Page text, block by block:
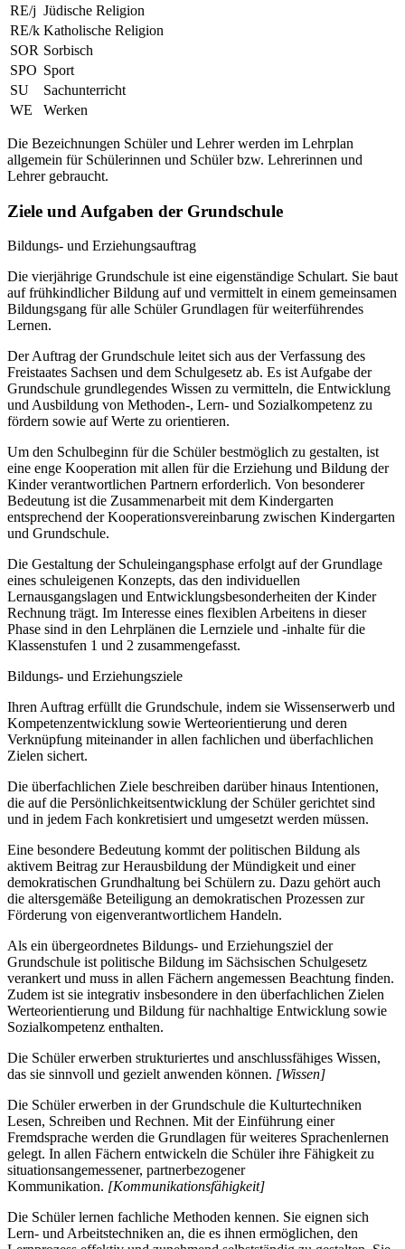
RE/j Jüdische Religion
RE/k Katholische Religion
SOR Sorbisch
SPO Sport
SU
Sachunterricht
WE
Werken
Die Bezeichnungen Schüler und Lehrer werden im Lehrplan
allgemein für Schülerinnen und Schüler bzw. Lehrerinnen und
Lehrer gebraucht.
Ziele und Aufgaben der Grundschule
Bildungs- und Erziehungsauftrag
Die vierjährige Grundschule ist eine eigenständige Schulart. Sie baut
auf frühkindlicher Bildung auf und vermittelt in einem gemeinsamen
Bildungsgang für alle Schüler Grundlagen für weiterführendes
Lernen.
Der Auftrag der Grundschule leitet sich aus der Verfassung des
Freistaates Sachsen und dem Schulgesetz ab. Es ist Aufgabe der
Grundschule grundlegendes Wissen zu vermitteln, die Entwicklung
und Ausbildung von Methoden-, Lern- und Sozialkompetenz zu
fördern sowie auf Werte zu orientieren.
Um den Schulbeginn für die Schüler bestmöglich zu gestalten, ist
eine enge Kooperation mit allen für die Erziehung und Bildung der
Kinder verantwortlichen Partnern erforderlich. Von besonderer
Bedeutung ist die Zusammenarbeit mit dem Kindergarten
entsprechend der Kooperationsvereinbarung zwischen Kindergarten
und Grundschule.
Die Gestaltung der Schuleingangsphase erfolgt auf der Grundlage
eines schuleigenen Konzepts, das den individuellen
Lernausgangslagen und Entwicklungsbesonderheiten der Kinder
Rechnung trägt. Im Interesse eines flexiblen Arbeitens in dieser
Phase sind in den Lehrplänen die Lernziele und -inhalte für die
Klassenstufen 1 und 2 zusammengefasst.
Bildungs- und Erziehungsziele
Ihren Auftrag erfüllt die Grundschule, indem sie Wissenserwerb und
Kompetenzentwicklung sowie Werteorientierung und deren
Verknüpfung miteinander in allen fachlichen und überfachlichen
Zielen sichert.
Die überfachlichen Ziele beschreiben darüber hinaus Intentionen,
die auf die Persönlichkeitsentwicklung der Schüler gerichtet sind
und in jedem Fach konkretisiert und umgesetzt werden müssen.
Eine besondere Bedeutung kommt der politischen Bildung als
aktivem Beitrag zur Herausbildung der Mündigkeit und einer
demokratischen Grundhaltung bei Schülern zu. Dazu gehört auch
die altersgemäße Beteiligung an demokratischen Prozessen zur
Förderung von eigenverantwortlichem Handeln.
Als ein übergeordnetes Bildungs- und Erziehungsziel der
Grundschule ist politische Bildung im Sächsischen Schulgesetz
verankert und muss in allen Fächern angemessen Beachtung finden.
Zudem ist sie integrativ insbesondere in den überfachlichen Zielen
Werteorientierung und Bildung für nachhaltige Entwicklung sowie
Sozialkompetenz enthalten.
Die Schüler erwerben strukturiertes und anschlussfähiges Wissen,
das sie sinnvoll und gezielt anwenden können. [Wissen]
Die Schüler erwerben in der Grundschule die Kulturtechniken
Lesen, Schreiben und Rechnen. Mit der Einführung einer
Fremdsprache werden die Grundlagen für weiteres Sprachenlernen
gelegt. In allen Fächern entwickeln die Schüler ihre Fähigkeit zu
situationsangemessener, partnerbezogener
Kommunikation. [Kommunikationsfähigkeit]
Die Schüler lernen fachliche Methoden kennen. Sie eignen sich
Lern- und Arbeitstechniken an, die es ihnen ermöglichen, den